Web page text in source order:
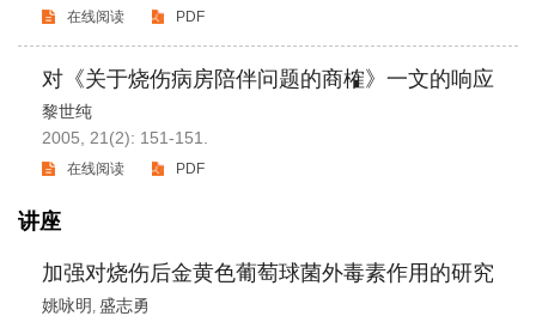
在线阅读 PDF
对《关于烧伤病房陪伴问题的商榷》一文的响应
黎世纯
2005, 21(2): 151-151.
在线阅读 PDF
讲座
加强对烧伤后金黄色葡萄球菌外毒素作用的研究
姚咏明 , 盛志勇